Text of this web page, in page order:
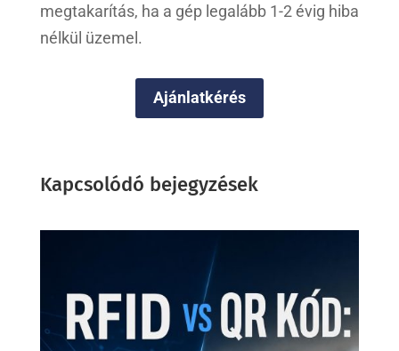
megtakarítás, ha a gép legalább 1-2 évig hiba
nélkül üzemel.
Ajánlatkérés
Kapcsolódó bejegyzések